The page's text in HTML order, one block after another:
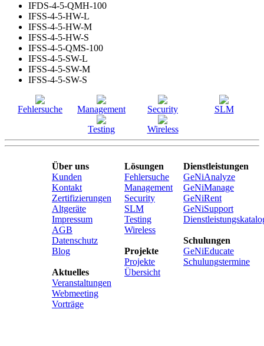
IFDS-4-5-QMH-100
IFSS-4-5-HW-L
IFSS-4-5-HW-M
IFSS-4-5-HW-S
IFSS-4-5-QMS-100
IFSS-4-5-SW-L
IFSS-4-5-SW-M
IFSS-4-5-SW-S
Fehlersuche Management Security
SLM
Testing
Wireless
Über uns
Kunden
Kontakt
Zertifizierungen
Altgeräte
Impressum
AGB
Datenschutz
Blog
Aktuelles
Veranstaltungen
Webmeeting
Vorträge
Lösungen
Fehlersuche
Management
Security
SLM
Testing
Wireless
Projekte
Projekte
Übersicht
Dienstleistungen
GeNiAnalyze
GeNiManage
GeNiRent
GeNiSupport
Schulungen
GeNiEducate
Schulungstermine